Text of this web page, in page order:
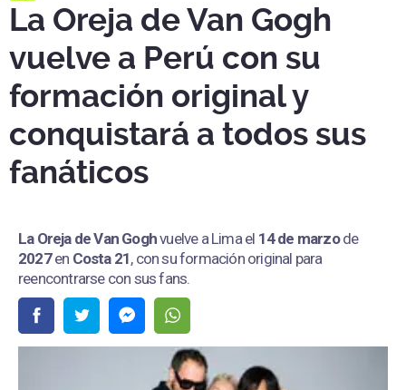
La Oreja de Van Gogh
vuelve a Perú con su
formación original y
conquistará a todos sus
fanáticos
La Oreja de Van Goghvuelve a Lima el 14 de marzode
2027en Costa 21, con su formación original para
reencontrarse con sus fans.